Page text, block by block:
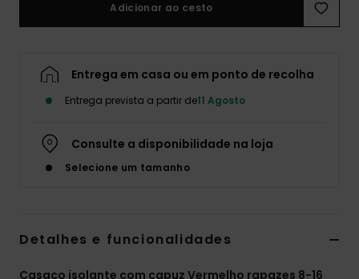
Adicionar ao cesto
Entrega em casa ou em ponto de recolha
Entrega prevista a partir de11 Agosto
Consulte a disponibilidade na loja
Selecione um tamanho
Detalhes e funcionalidades
Casaco isolante com capuz Vermelho rapazes 8-16